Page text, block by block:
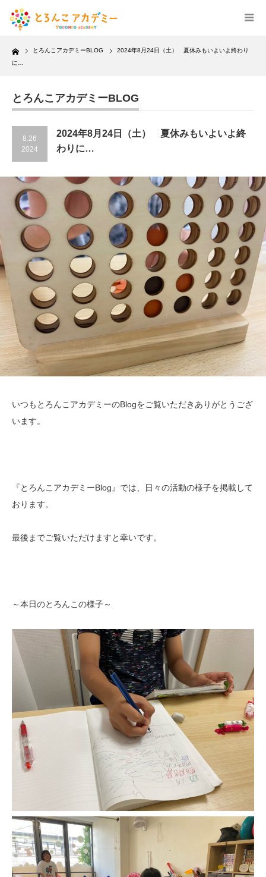
Home とろんこアカデミーBLOG
2024年8月24日（土） 夏休みもいよいよ終わり
に…
とろんこアカデミーBLOG
8.26
2024
2024年8月24日（土） 夏休みもいよいよ終
わりに…
いつもとろんこアカデミーのBlogをご覧いただきありがとうござ
います。
『とろんこアカデミーBlog』では、日々の活動の様子を掲載して
おります。
最後までご覧いただけますと幸いです。
～本日のとろんこの様子～